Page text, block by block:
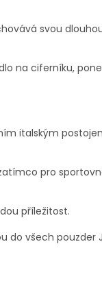
svou
na ciferníku,
italským
pro
příležitost.
do všech pouzder